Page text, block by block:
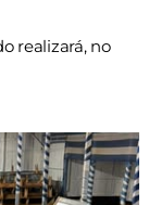
realizará, no